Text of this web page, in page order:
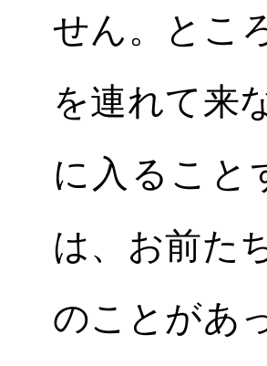
せん。とこ
を連れて来
に入ること
は、お前た
のことがあ